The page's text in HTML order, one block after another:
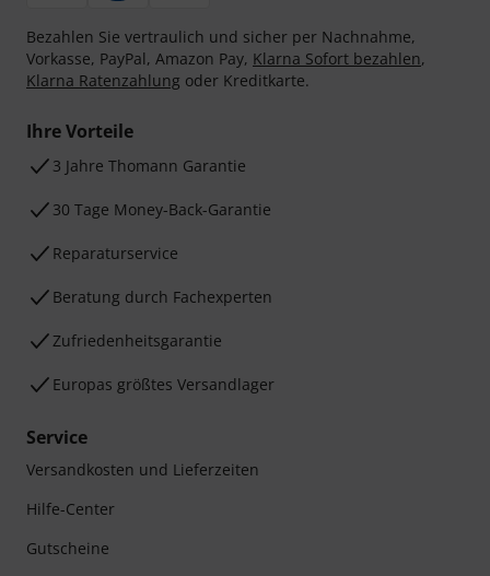
Bezahlen Sie vertraulich und sicher per Nachnahme,
Vorkasse, PayPal, Amazon Pay, Klarna Sofort bezahlen,
Klarna Ratenzahlung oder Kreditkarte.
Ihre Vorteile
3 Jahre Thomann Garantie
30 Tage Money-Back-Garantie
Reparaturservice
Beratung durch Fachexperten
Zufriedenheitsgarantie
Europas größtes Versandlager
Service
Versandkosten und Lieferzeiten
Hilfe-Center
Gutscheine